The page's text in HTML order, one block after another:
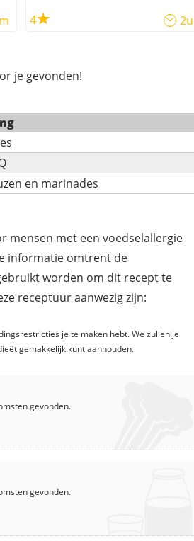
4
2u
je gevonden!
en marinades
mensen met een voedselallergie
informatie omtrent de
worden om dit recept te
receptuur aanwezig zijn:
je te maken hebt. We zullen je
gemakkelijk kunt aanhouden.
gevonden.
gevonden.